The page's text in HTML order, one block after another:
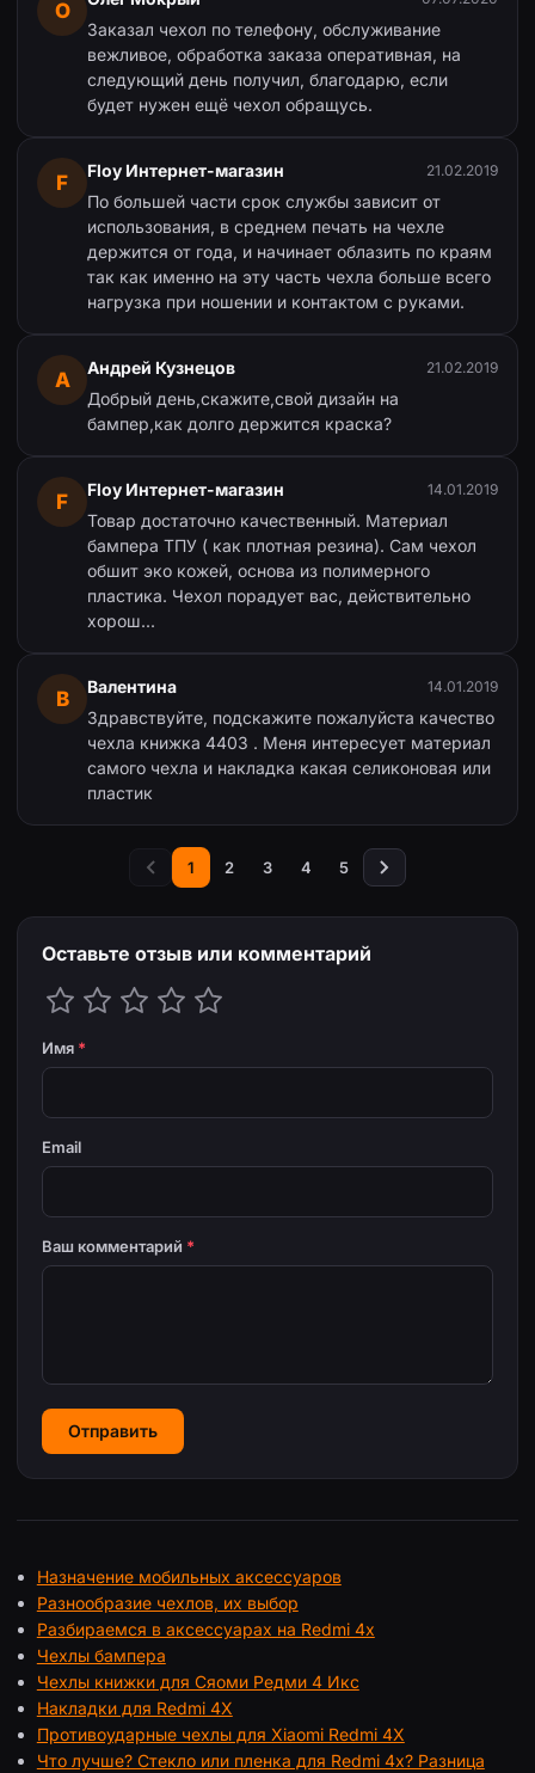
О
Заказал чехол по телефону, обслуживание
вежливое, обработка заказа оперативная, на
следующий день получил, благодарю, если
будет нужен ещё чехол обращусь.
F
Floy Интернет-магазин 21.02.2019
По большей части срок службы зависит от
использования, в среднем печать на чехле
держится от года, и начинает облазить по краям
так как именно на эту часть чехла больше всего
нагрузка при ношении и контактом с руками.
А
Андрей Кузнецов 21.02.2019
Добрый день,скажите,свой дизайн на
бампер,как долго держится краска?
F
Floy Интернет-магазин 14.01.2019
Товар достаточно качественный. Материал
бампера ТПУ ( как плотная резина). Сам чехол
обшит эко кожей, основа из полимерного
пластика. Чехол порадует вас, действительно
хорош...
В
Валентина 14.01.2019
Здравствуйте, подскажите пожалуйста качество
чехла книжка 4403 . Меня интересует материал
самого чехла и накладка какая селиконовая или
пластик
1 2 3 4 5
Оставьте отзыв или комментарий
Имя *
Email
Ваш комментарий *
Отправить
Назначение мобильных аксессуаров
Разнообразие чехлов, их выбор
Разбираемся в аксессуарах на Redmi 4x
Чехлы бампера
Чехлы книжки для Сяоми Редми 4 Икс
Накладки для Redmi 4X
Противоударные чехлы для Xiaomi Redmi 4X
Что лучше? Стекло или пленка для Redmi 4x? Разница